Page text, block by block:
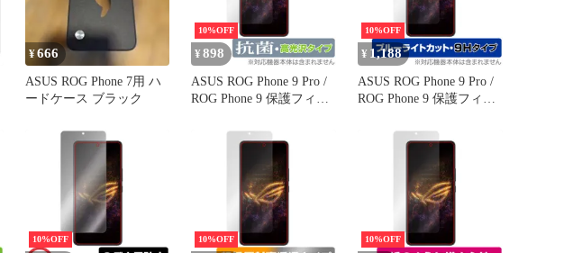
¥666
ASUS ROG Phone 7用 ハ
ードケース ブラック
10%OFF
¥ 898
ASUS ROG Phone 9 Pro /
ROG Phone 9 保護フィル
for エイスース アールオ
ージー フォン 抗菌 抗ウ
10%OFF
¥ 1,188
ASUS ROG Phone 9 Pro /
ROG Phone 9 保護フィル
9H for エイスース アール
オージー フォン ブルー
ライトカット
10%OFF 10%OFF 10%OFF